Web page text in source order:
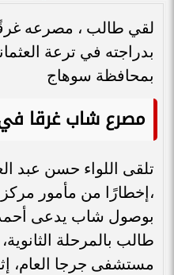
لقي طالب ، مصرعه
بدراجته في ترعة
بمحافظة سوهاج
مصرع شاب غرقا في
تلقى اللواء حسن عبد
،إخطارًا من مأمور
طالب بالمرحلة
مستشفى جرجا العام،